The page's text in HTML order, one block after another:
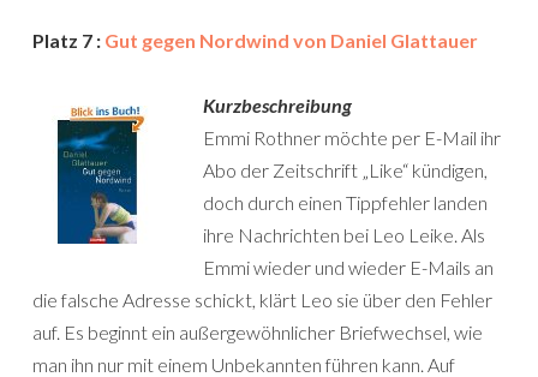
Platz 7 : Gut gegen Nordwind von Daniel Glattauer
Kurzbeschreibung
Emmi Rothner möchte per E-Mail ihr
Abo der Zeitschrift „Like“ kündigen,
doch durch einen Tippfehler landen
ihre Nachrichten bei Leo Leike. Als
Emmi wieder und wieder E-Mails an
die falsche Adresse schickt, klärt Leo sie über den Fehler
auf. Es beginnt ein außergewöhnlicher Briefwechsel, wie
man ihn nur mit einem Unbekannten führen kann. Auf